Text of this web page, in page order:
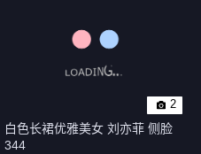
2
白色长裙优雅美女 刘亦菲 侧脸
344